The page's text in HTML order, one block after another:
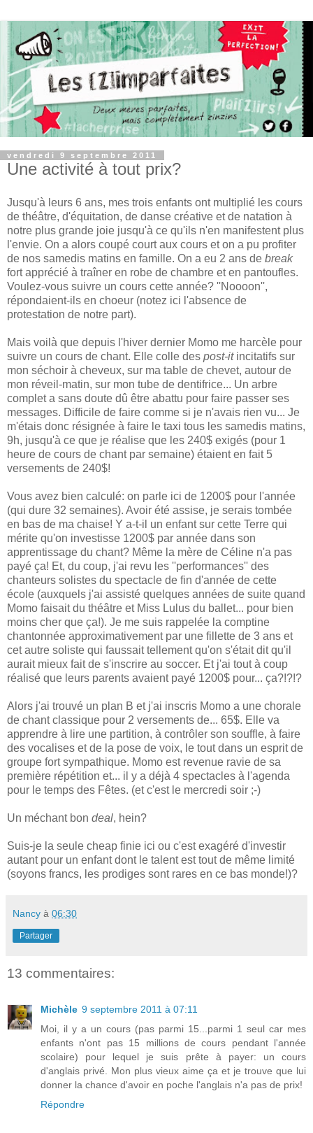
vendredi 9 septembre 2011
Une activité à tout prix?
Jusqu'à leurs 6 ans, mes trois enfants ont multiplié les cours
de théâtre, d'équitation, de danse créative et de natation à
notre plus grande joie jusqu'à ce qu'ils n'en manifestent plus
l'envie. On a alors coupé court aux cours et on a pu profiter
de nos samedis matins en famille. On a eu 2 ans de break
fort apprécié à traîner en robe de chambre et en pantoufles.
Voulez-vous suivre un cours cette année? ''Noooon'',
répondaient-ils en choeur (notez ici l'absence de
protestation de notre part).
Mais voilà que depuis l'hiver dernier Momo me harcèle pour
suivre un cours de chant. Elle colle des post-itincitatifs sur
mon séchoir à cheveux, sur ma table de chevet, autour de
mon réveil-matin, sur mon tube de dentifrice... Un arbre
complet a sans doute dû être abattu pour faire passer ses
messages. Difficile de faire comme si je n'avais rien vu... Je
m'étais donc résignée à faire le taxi tous les samedis matins,
9h, jusqu'à ce que je réalise que les 240$ exigés (pour 1
heure de cours de chant par semaine) étaient en fait 5
versements de 240$!
Vous avez bien calculé: on parle ici de 1200$ pour l'année
(qui dure 32 semaines). Avoir été assise, je serais tombée
en bas de ma chaise! Y a-t-il un enfant sur cette Terre qui
mérite qu'on investisse 1200$ par année dans son
apprentissage du chant? Même la mère de Céline n'a pas
payé ça! Et, du coup, j'ai revu les ''performances'' des
chanteurs solistes du spectacle de fin d'année de cette
école (auxquels j'ai assisté quelques années de suite quand
Momo faisait du théâtre et Miss Lulus du ballet... pour bien
moins cher que ça!). Je me suis rappelée la comptine
chantonnée approximativement par une fillette de 3 ans et
cet autre soliste qui faussait tellement qu'on s'était dit qu'il
aurait mieux fait de s'inscrire au soccer. Et j'ai tout à coup
réalisé que leurs parents avaient payé 1200$ pour... ça?!?!?
Alors j'ai trouvé un plan B et j'ai inscris Momo a une chorale
de chant classique pour 2 versements de... 65$. Elle va
apprendre à lire une partition, à contrôler son souffle, à faire
des vocalises et de la pose de voix, le tout dans un esprit de
groupe fort sympathique. Momo est revenue ravie de sa
première répétition et... il y a déjà 4 spectacles à l'agenda
pour le temps des Fêtes. (et c'est le mercredi soir ;-)
Un méchant bon deal, hein?
Suis-je la seule cheap finie ici ou c'est exagéré d'investir
autant pour un enfant dont le talent est tout de même limité
(soyons francs, les prodiges sont rares en ce bas monde!)?
Nancy à 06:30
Partager
13 commentaires:
Michèle 9 septembre 2011 à 07:11
Moi, il y a un cours (pas parmi 15...parmi 1 seul car mes
enfants n'ont pas 15 millions de cours pendant l'année
scolaire) pour lequel je suis prête à payer: un cours
d'anglais privé. Mon plus vieux aime ça et je trouve que lui
donner la chance d'avoir en poche l'anglais n'a pas de prix!
Répondre